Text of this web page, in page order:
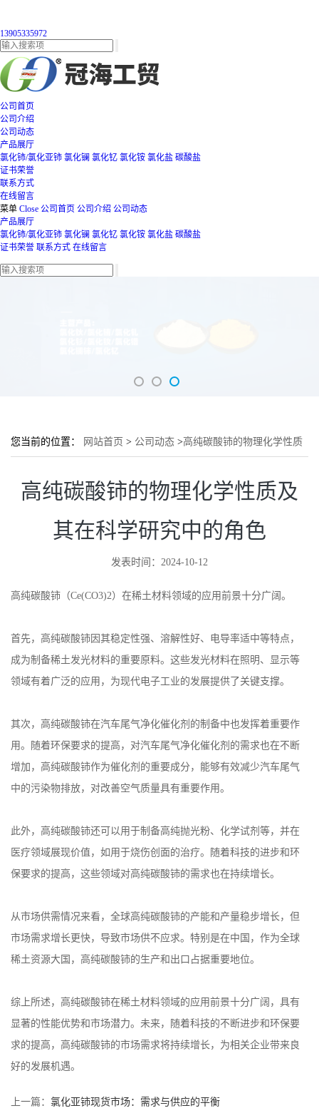
13905335972
公司首页
公司介绍
公司动态
产品展厅
氯化铈/氯化亚铈 氯化镧 氯化钇 氯化铵 氯化盐 碳酸盐
证书荣誉
联系方式
在线留言
菜单 Close 公司首页 公司介绍 公司动态
产品展厅
氯化铈/氯化亚铈 氯化镧 氯化钇 氯化铵 氯化盐 碳酸盐
证书荣誉 联系方式 在线留言
您当前的位置： 网站首页 > 公司动态 >高纯碳酸铈的物理化学性质
高纯碳酸铈的物理化学性质及
其在科学研究中的角色
发表时间：2024-10-12
高纯碳酸铈（Ce(CO3)2）在稀土材料领域的应用前景十分广阔。
首先，高纯碳酸铈因其稳定性强、溶解性好、电导率适中等特点，
成为制备稀土发光材料的重要原料。这些发光材料在照明、显示等
领域有着广泛的应用，为现代电子工业的发展提供了关键支撑。
其次，高纯碳酸铈在汽车尾气净化催化剂的制备中也发挥着重要作
用。随着环保要求的提高，对汽车尾气净化催化剂的需求也在不断
增加，高纯碳酸铈作为催化剂的重要成分，能够有效减少汽车尾气
中的污染物排放，对改善空气质量具有重要作用。
此外，高纯碳酸铈还可以用于制备高纯抛光粉、化学试剂等，并在
医疗领域展现价值，如用于烧伤创面的治疗。随着科技的进步和环
保要求的提高，这些领域对高纯碳酸铈的需求也在持续增长。
从市场供需情况来看，全球高纯碳酸铈的产能和产量稳步增长，但
市场需求增长更快，导致市场供不应求。特别是在中国，作为全球
稀土资源大国，高纯碳酸铈的生产和出口占据重要地位。
综上所述，高纯碳酸铈在稀土材料领域的应用前景十分广阔，具有
显著的性能优势和市场潜力。未来，随着科技的不断进步和环保要
求的提高，高纯碳酸铈的市场需求将持续增长，为相关企业带来良
好的发展机遇。
上一篇： 氯化亚铈现货市场：需求与供应的平衡